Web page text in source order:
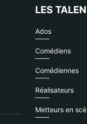
LES
Ados
Comédiens
Comédiennes
Réalisateurs
Metteurs en